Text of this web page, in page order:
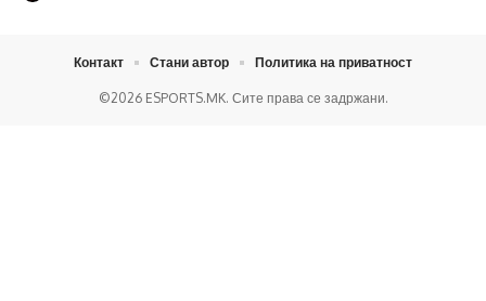
©2026 ESPORTS.MK. Сите права се задржани.
Контакт Стани автор Политика на приватност